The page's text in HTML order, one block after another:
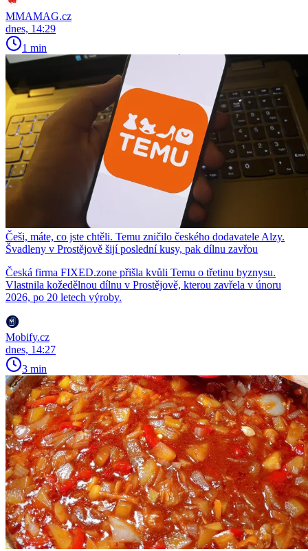
MMAMAG.cz
dnes, 14:29
1 min
Češi, máte, co jste chtěli. Temu zničilo českého dodavatele Alzy.
Švadleny v Prostějově šijí poslední kusy, pak dílnu zavřou
Česká firma FIXED.zone přišla kvůli Temu o třetinu byznysu.
Vlastnila kožedělnou dílnu v Prostějově, kterou zavřela v únoru
2026, po 20 letech výroby.
Mobify.cz
dnes, 14:27
3 min